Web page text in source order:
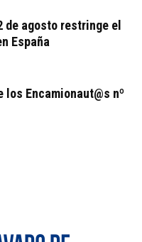
de agosto restringe el
España
los Encamionaut@s nº